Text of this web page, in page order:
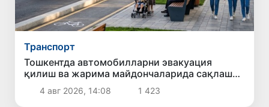
Транспорт
Тошкентда автомобилларни эвакуация
қилиш ва жарима майдончаларида сақлаш
учун тўловларнинг энг юқори миқдори
белгиланмоқда
4 авг 2026, 14:08 1 423